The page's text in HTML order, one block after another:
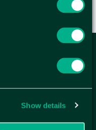
Show details
en möjlighet att